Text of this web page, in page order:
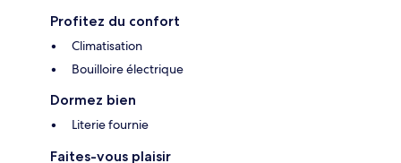
Profitez du confort
Climatisation
Bouilloire électrique
Dormez bien
Literie fournie
Faites-vous plaisir